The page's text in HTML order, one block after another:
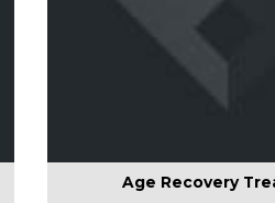
Age Recovery